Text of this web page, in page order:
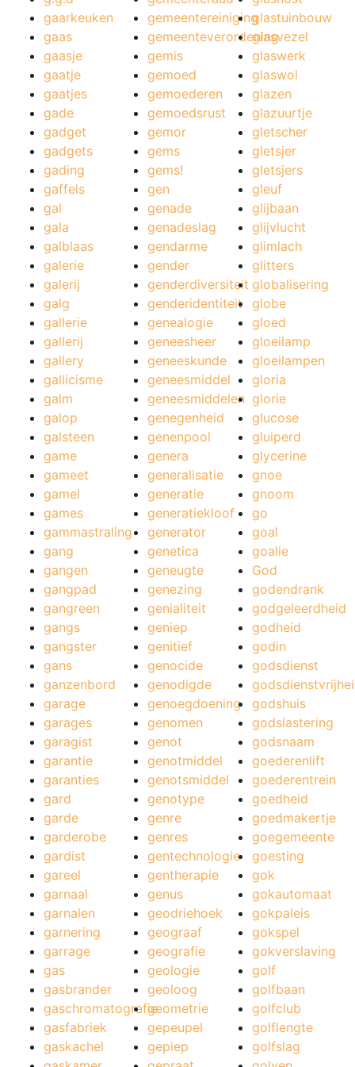
gaarkeuken
gaas
gaasje
gaatje
gaatjes
gade
gadget
gadgets
gading
gaffels
gal
gala
galblaas
galerie
galerij
galg
gallerie
gallerij
gallery
gallicisme
galm
galop
galsteen
game
gameet
gamel
games
gammastraling
gang
gangen
gangpad
gangreen
gangs
gangster
gans
ganzenbord
garage
garages
garagist
garantie
garanties
gard
garde
garderobe
gardist
gareel
garnaal
garnalen
garnering
garrage
gas
gasbrander
gaschromatografie
gasfabriek
gaskachel
gemeentereiniging
gemeenteverordening
gemis
gemoed
gemoederen
gemoedsrust
gemor
gems
gems!
gen
genade
genadeslag
gendarme
gender
genderdiversiteit
genderidentiteit
genealogie
geneesheer
geneeskunde
geneesmiddel
geneesmiddelen
genegenheid
genenpool
genera
generalisatie
generatie
generatiekloof
generator
genetica
geneugte
genezing
genialiteit
geniep
genitief
genocide
genodigde
genoegdoening
genomen
genot
genotmiddel
genotsmiddel
genotype
genre
genres
gentechnologie
gentherapie
genus
geodriehoek
geograaf
geografie
geologie
geoloog
geometrie
gepeupel
gepiep
glastuinbouw
glasvezel
glaswerk
glaswol
glazen
glazuurtje
gletscher
gletsjer
gletsjers
gleuf
glijbaan
glijvlucht
glimlach
glitters
globalisering
globe
gloed
gloeilamp
gloeilampen
gloria
glorie
glucose
gluiperd
glycerine
gnoe
gnoom
go
goal
goalie
God
godendrank
godgeleerdheid
godheid
godin
godsdienst
godshuis
godslastering
godsnaam
goederenlift
goederentrein
goedheid
goedmakertje
goegemeente
goesting
gok
gokautomaat
gokpaleis
gokspel
gokverslaving
golf
golfbaan
golfclub
golflengte
golfslag